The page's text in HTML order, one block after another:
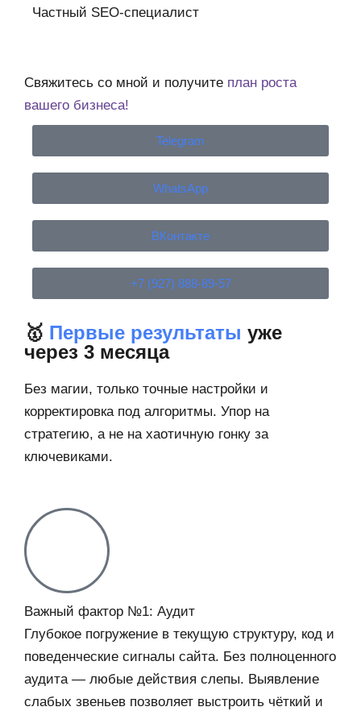
Частный SEO-специалист
Свяжитесь со мной и получите план роста
вашего бизнеса!
Telegram
WhatsApp
ВКонтакте
+7 (927) 888-89-57
🥇 Первые результаты уже
через 3 месяца
Без магии, только точные настройки и
корректировка под алгоритмы. Упор на
стратегию, а не на хаотичную гонку за
ключевиками.
Важный фактор №1: Аудит
Глубокое погружение в текущую структуру, код и
поведенческие сигналы сайта. Без полноценного
аудита — любые действия слепы. Выявление
слабых звеньев позволяет выстроить чёткий и